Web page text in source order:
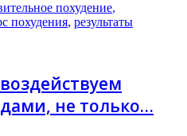
похудение,
похудения, результаты
не только…